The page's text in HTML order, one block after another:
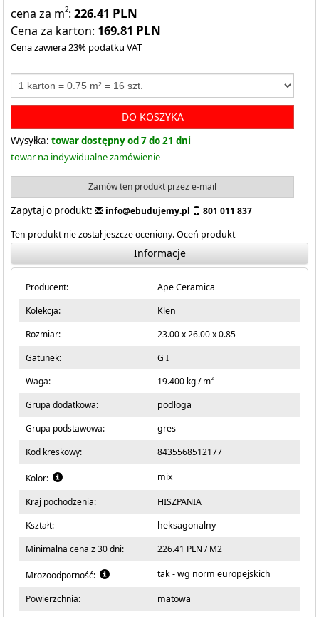
cena za m2:226.41 PLN
Cena za karton: 169.81 PLN
Cena zawiera 23% podatku VAT
DO KOSZYKA
Wysyłka: towar dostępny od 7 do 21 dni
towar na indywidualne zamówienie
Zamów ten produkt przez e-mail
Zapytaj o produkt: info@ebudujemy.pl
801 011 837
Ten produkt nie został jeszcze oceniony.Oceń produkt
Informacje
Producent:
Ape Ceramica
Kolekcja:
Klen
Rozmiar:
23.00 x 26.00 x 0.85
Gatunek:
G I
Waga:
19.400 kg / m2
Grupa dodatkowa:
podłoga
Grupa podstawowa:
gres
Kod kreskowy:
8435568512177
Kolor: mix
Kraj pochodzenia:
HISZPANIA
Kształt:
heksagonalny
Minimalna cena z 30 dni:
226.41 PLN / M2
Mrozoodporność: tak - wg norm europejskich
Powierzchnia: matowa